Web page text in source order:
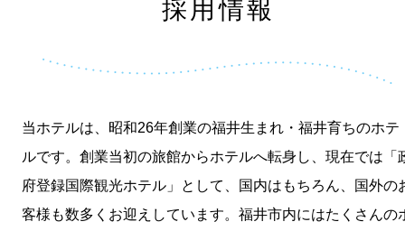
採用情報
当ホテルは、昭和26年創業の福井生まれ・福井育ちのホテ
ルです。創業当初の旅館からホテルへ転身し、現在では「
府登録国際観光ホテル」として、国内はもちろん、国外の
客様も数多くお迎えしています。福井市内にはたくさんの